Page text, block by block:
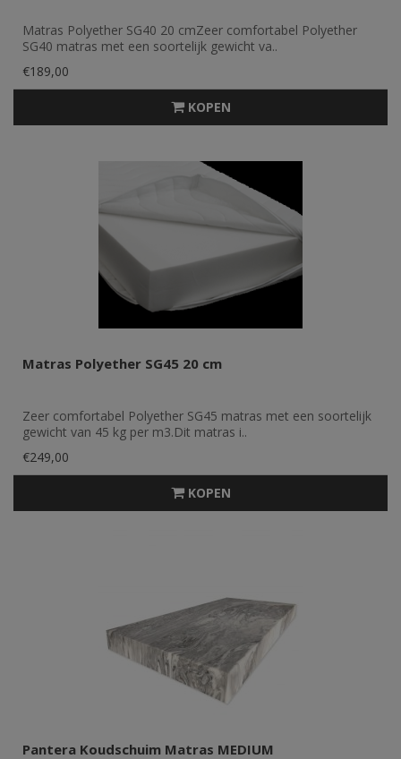
Matras Polyether SG40 20 cmZeer comfortabel Polyether
SG40 matras met een soortelijk gewicht va..
€189,00
KOPEN
Matras Polyether SG45 20 cm
Zeer comfortabel Polyether SG45 matras met een soortelijk
gewicht van 45 kg per m3.Dit matras i..
€249,00
KOPEN
Pantera Koudschuim Matras MEDIUM